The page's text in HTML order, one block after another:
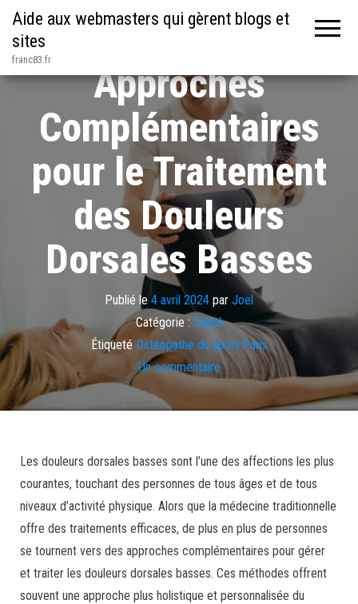
Aide aux webmasters qui gèrent blogs et
sites
franc83.fr
Approches
Complémentaires
pour le Traitement
des Douleurs
Dorsales Basses
Publié le 4 avril 2024 par Joel
Catégorie : Santé
Étiqueté Ostéopathe du sport Paris
Un commentaire
Les douleurs dorsales basses sont l’une des affections les plus
courantes, touchant des personnes de tous âges et de tous
niveaux d’activité physique. Alors que la médecine traditionnelle
offre des traitements efficaces, de plus en plus de personnes
se tournent vers des approches complémentaires pour gérer
et traiter les douleurs dorsales basses. Ces méthodes offrent
souvent une approche plus holistique et personnalisée du